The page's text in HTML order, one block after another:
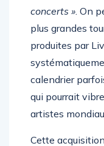
Notre objectif
concerts ». On
plus grandes
produites par
calendrier
qui pourrait